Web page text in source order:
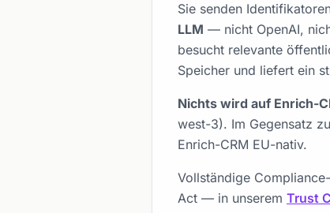
Sie senden
LLM — nicht OpenAI,
besucht relevante
Speicher und liefert ein
Nichts wird auf Enrich-
west-3). Im Gegensatz
Enrich-CRM EU-nativ.
Vollständige
Act — in unserem Trust